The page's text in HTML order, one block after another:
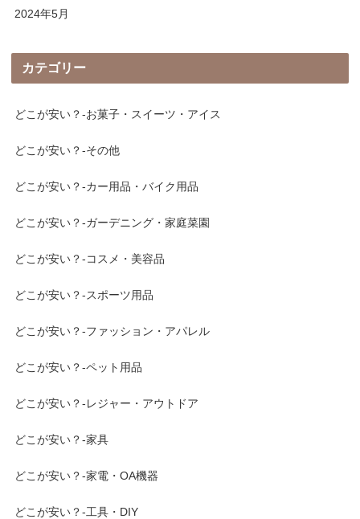
2024年5月
カテゴリー
どこが安い？-お菓子・スイーツ・アイス
どこが安い？-その他
どこが安い？-カー用品・バイク用品
どこが安い？-ガーデニング・家庭菜園
どこが安い？-コスメ・美容品
どこが安い？-スポーツ用品
どこが安い？-ファッション・アパレル
どこが安い？-ペット用品
どこが安い？-レジャー・アウトドア
どこが安い？-家具
どこが安い？-家電・OA機器
どこが安い？-工具・DIY